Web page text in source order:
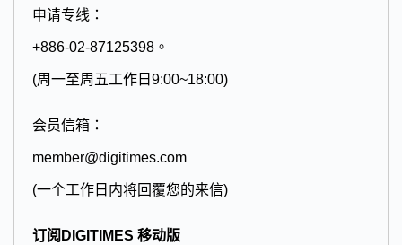
申请专线：
+886-02-87125398。
(周一至周五工作日9:00~18:00)
会员信箱：
member@digitimes.com
(一个工作日内将回覆您的来信)
订阅DIGITIMES 移动版